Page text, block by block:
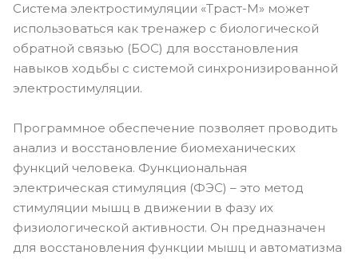
Система электростимуляции «Траст-М» может
использоваться как тренажер с биологической
обратной связью (БОС) для восстановления
навыков ходьбы с системой синхронизированной
электростимуляции.
Программное обеспечение позволяет проводить
анализ и восстановление биомеханических
функций человека. Функциональная
электрическая стимуляция (ФЭС) – это метод
стимуляции мышц в движении в фазу их
физиологической активности. Он предназначен
для восстановления функции мышц и автоматизма